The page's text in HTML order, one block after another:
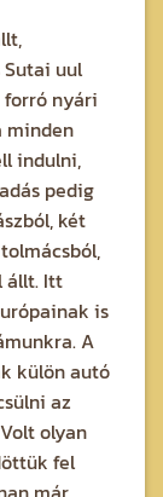
uul
forró nyári
minden
indulni,
pedig
két
állt. Itt
is
A
külön autó
az
olyan
fel